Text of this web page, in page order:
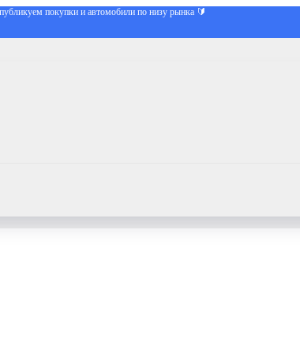
покупки и автомобили по низу рынка 🔰